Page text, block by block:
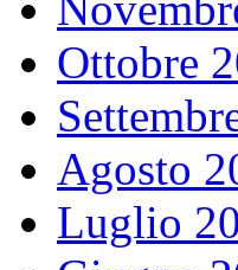
Ottobre
Agosto
Luglio